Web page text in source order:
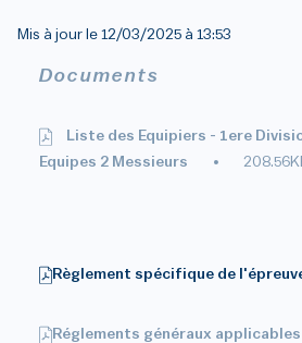
Mis à jour le 12/03/2025 à 13:53
Documents
Liste des Equipiers - 1ere
Equipes 2 Messieurs
Règlement spécifique de
Réglements généraux